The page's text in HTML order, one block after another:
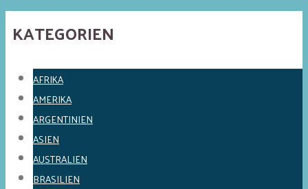
KATEGORIEN
AFRIKA
AMERIKA
ARGENTINIEN
ASIEN
AUSTRALIEN
BRASILIEN